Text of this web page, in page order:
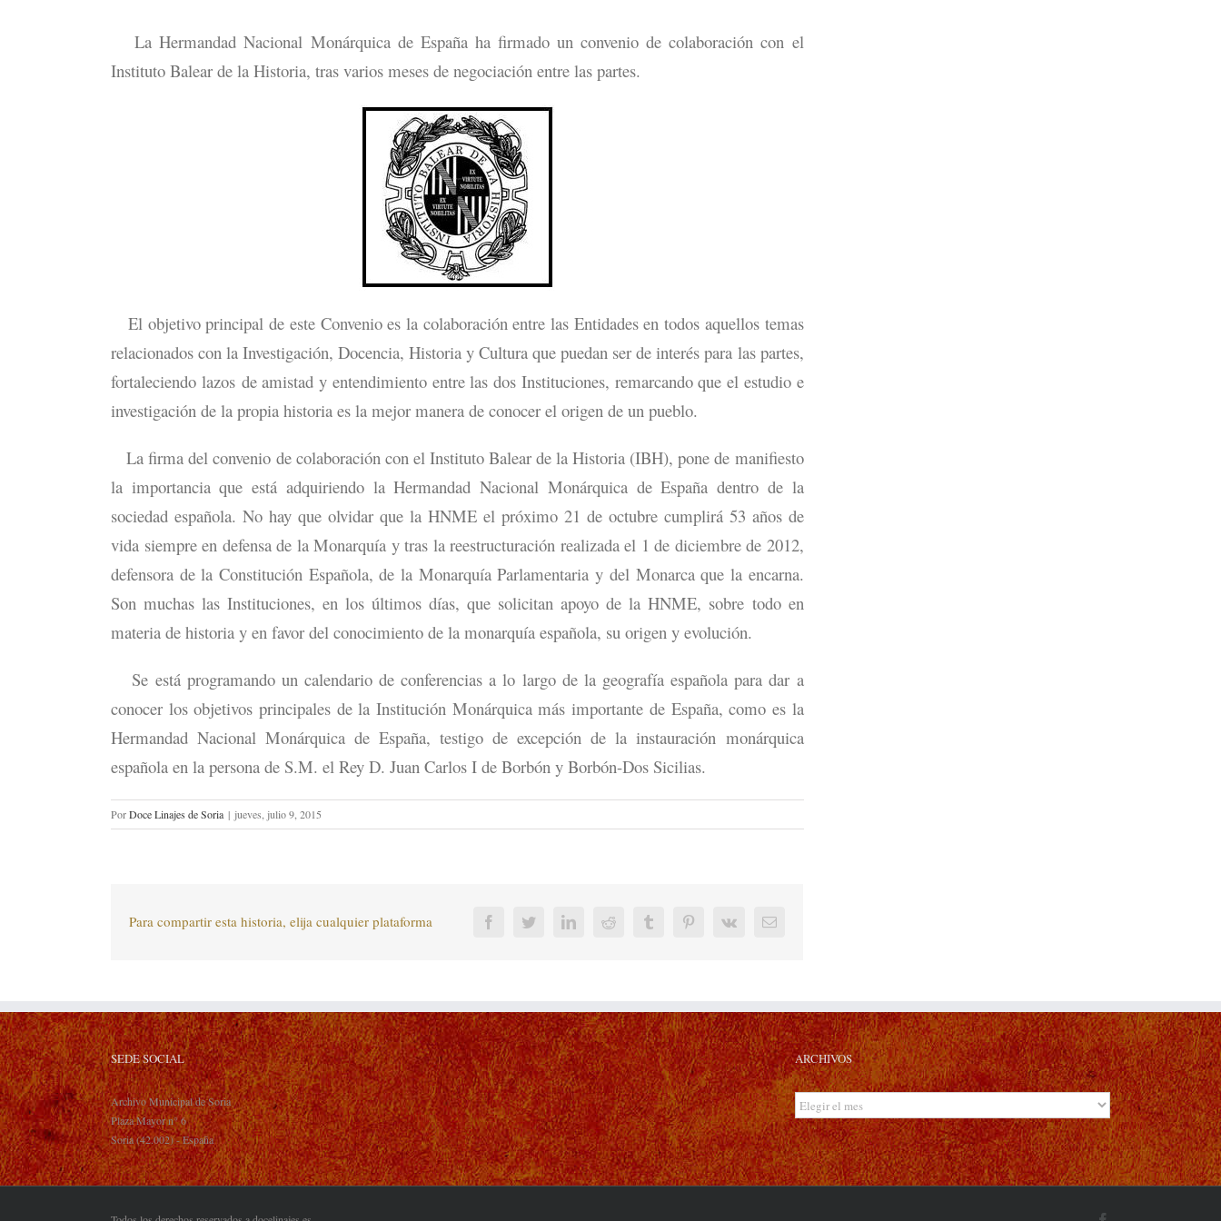
La Hermandad Nacional Monárquica de España ha firmado un convenio de colaboración con el
Instituto Balear de la Historia, tras varios meses de negociación entre las partes.
El objetivo principal de este Convenio es la colaboración entre las Entidades en todos aquellos temas
relacionados con la Investigación, Docencia, Historia y Cultura que puedan ser de interés para las partes,
fortaleciendo lazos de amistad y entendimiento entre las dos Instituciones, remarcando que el estudio e
investigación de la propia historia es la mejor manera de conocer el origen de un pueblo.
La firma del convenio de colaboración con el Instituto Balear de la Historia (IBH), pone de manifiesto
la importancia que está adquiriendo la Hermandad Nacional Monárquica de España dentro de la
sociedad española. No hay que olvidar que la HNME el próximo 21 de octubre cumplirá 53 años de
vida siempre en defensa de la Monarquía y tras la reestructuración realizada el 1 de diciembre de 2012,
defensora de la Constitución Española, de la Monarquía Parlamentaria y del Monarca que la encarna.
Son muchas las Instituciones, en los últimos días, que solicitan apoyo de la HNME, sobre todo en
materia de historia y en favor del conocimiento de la monarquía española, su origen y evolución.
Se está programando un calendario de conferencias a lo largo de la geografía española para dar a
conocer los objetivos principales de la Institución Monárquica más importante de España, como es la
Hermandad Nacional Monárquica de España, testigo de excepción de la instauración monárquica
española en la persona de S.M. el Rey D. Juan Carlos I de Borbón y Borbón-Dos Sicilias.
PorDoce Linajes de Soria | jueves, julio 9, 2015
Para compartir esta historia, elija cualquier plataforma FacebookTwitterLinkedInReddit Tumblr PinterestVk
Correo
SEDE SOCIAL
Archivo Municipal de Soria
Plaza Mayor n° 6
Soria (42.002) - España
ARCHIVOS
Archivos